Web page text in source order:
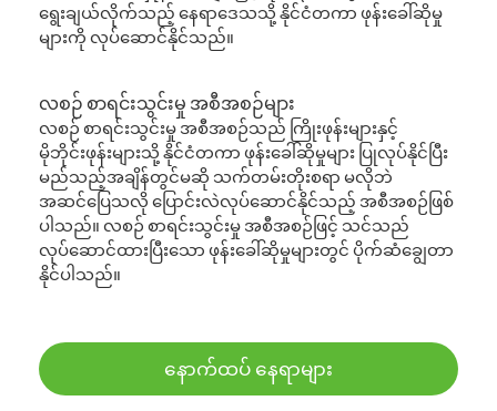
ရွေးချယ်လိုက်သည့် နေရာဒေသသို့ နိုင်ငံတကာ ဖုန်းခေါ်ဆိုမှု
များကို လုပ်ဆောင်နိုင်သည်။
လစဉ် စာရင်းသွင်းမှု အစီအစဉ်များ
လစဉ် စာရင်းသွင်းမှု အစီအစဉ်သည် ကြိုးဖုန်းများနှင့်
မိုဘိုင်းဖုန်းများသို့ နိုင်ငံတကာ ဖုန်းခေါ်ဆိုမှုများ ပြုလုပ်နိုင်ပြီး
မည်သည့်အချိန်တွင်မဆို သက်တမ်းတိုးစရာ မလိုဘဲ
အဆင်ပြေသလို ပြောင်းလဲလုပ်ဆောင်နိုင်သည့် အစီအစဉ်ဖြစ်
ပါသည်။ လစဉ် စာရင်းသွင်းမှု အစီအစဉ်ဖြင့် သင်သည်
လုပ်ဆောင်ထားပြီးသော ဖုန်းခေါ်ဆိုမှုများတွင် ပိုက်ဆံချွေတာ
နိုင်ပါသည်။
နောက်ထပ် နေရာများ